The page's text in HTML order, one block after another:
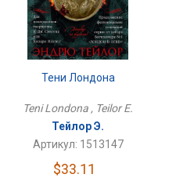
Тени Лондона
Teni Londona , Teilor E.
Тейлор Э.
Артикул: 1513147
$33.11